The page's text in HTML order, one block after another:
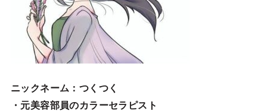
ニックネーム ：つくつく
・元美容部員のカラーセラピスト